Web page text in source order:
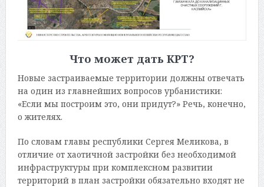
Что может дать КРТ?
Новые застраиваемые территории должны отвечать
на один из главнейших вопросов урбанистики:
«Если мы построим это, они придут?» Речь, конечно,
о жителях.
По словам главы республики Сергея Меликова, в
отличие от хаотичной застройки без необходимой
инфраструктуры при комплексном развитии
территорий в план застройки обязательно входят не